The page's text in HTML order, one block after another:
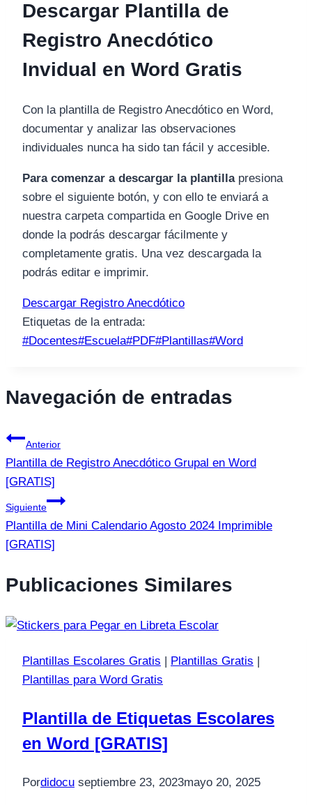
Descargar Plantilla de
Registro Anecdótico
Invidual en Word Gratis
Con la plantilla de Registro Anecdótico en Word,
documentar y analizar las observaciones
individuales nunca ha sido tan fácil y accesible.
Para comenzar a descargar la plantillapresiona
sobre el siguiente botón, y con ello te enviará a
nuestra carpeta compartida en Google Drive en
donde la podrás descargar fácilmente y
completamente gratis. Una vez descargada la
podrás editar e imprimir.
Descargar Registro Anecdótico
Etiquetas de la entrada:
#Docentes#Escuela#PDF#Plantillas#Word
Navegación de entradas
Anterior
Plantilla de Registro Anecdótico Grupal en Word
[GRATIS]
Siguiente
Plantilla de Mini Calendario Agosto 2024 Imprimible
[GRATIS]
Publicaciones Similares
Plantillas Escolares Gratis | Plantillas Gratis |
Plantillas para Word Gratis
Plantilla de Etiquetas Escolares
en Word [GRATIS]
Pordidocu septiembre 23, 2023mayo 20, 2025